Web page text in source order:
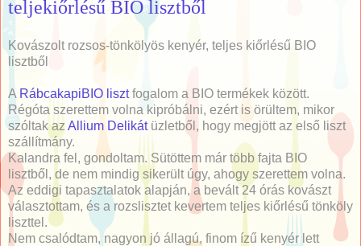
teljekiőrlésű BIO lisztből
Kovászolt rozsos-tönkölyös kenyér, teljes kiőrlésű BIO
lisztből
A RábcakapiBIO lisztfogalom a BIO termékek között.
Régóta szerettem volna kipróbálni, ezért is örültem, mikor
szóltak az Allium Delikátüzletből, hogy megjött az első liszt
szállítmány.
Kalandra fel, gondoltam. Sütöttem már több fajta BIO
lisztből, de nem mindig sikerült úgy, ahogy szerettem volna.
Az eddigi tapasztalatok alapján, a bevált 24 órás kovászt
választottam, és a rozslisztet kevertem teljes kiőrlésű tönköly
liszttel.
Nem csalódtam, nagyon jó állagú, finom ízű kenyér lett